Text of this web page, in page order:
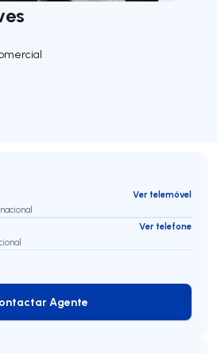
Ver telemóvel
Ver telefone
Contactar Agente
Agente